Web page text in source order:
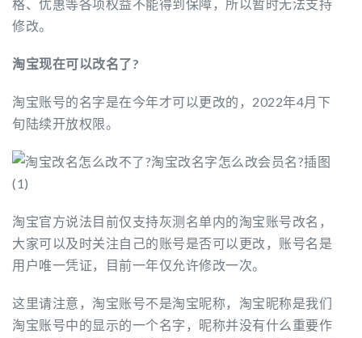
格、优惠等各项权益不能得到保障，所以暂时无法支持
修改。
淘宝现在可以改名了?
淘宝账号的名字是在今年才可以更改的，2022年4月下
旬陆续开放权限。
淘宝官方说法目前仅支持灰测名单内的淘宝账号改名，
大家可以及时关注自己的账号是否可以更改，账号名是
用户唯一凭证，目前一年仅允许修改一次。
这里请注意，淘宝账号不是淘宝昵称，淘宝昵称是我们
淘宝账号中的显示的一个名字，昵称并没有什么重要作